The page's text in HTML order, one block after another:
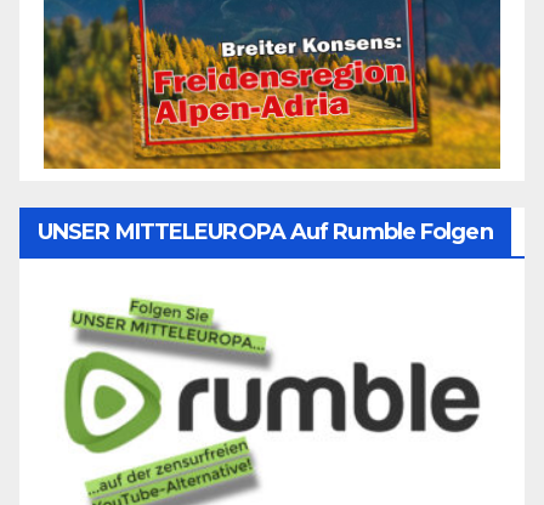
UNSER MITTELEUROPA Auf Rumble Folgen